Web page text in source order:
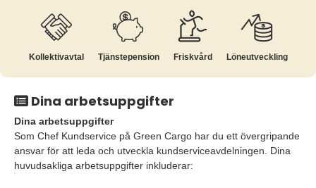
Kollektiv­avtal Tjänste­pension Friskvård Löne­utveckling
Dina arbetsuppgifter
Dina arbetsuppgifter
Som Chef Kundservice på Green Cargo har du ett övergripande
ansvar för att leda och utveckla kundserviceavdelningen. Dina
huvudsakliga arbetsuppgifter inkluderar: